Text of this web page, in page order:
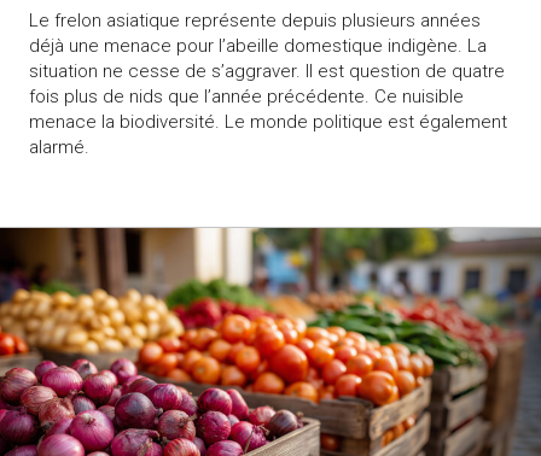
Le frelon asiatique représente depuis plusieurs années
déjà une menace pour l’abeille domestique indigène. La
situation ne cesse de s’aggraver. Il est question de quatre
fois plus de nids que l’année précédente. Ce nuisible
menace la biodiversité. Le monde politique est également
alarmé.